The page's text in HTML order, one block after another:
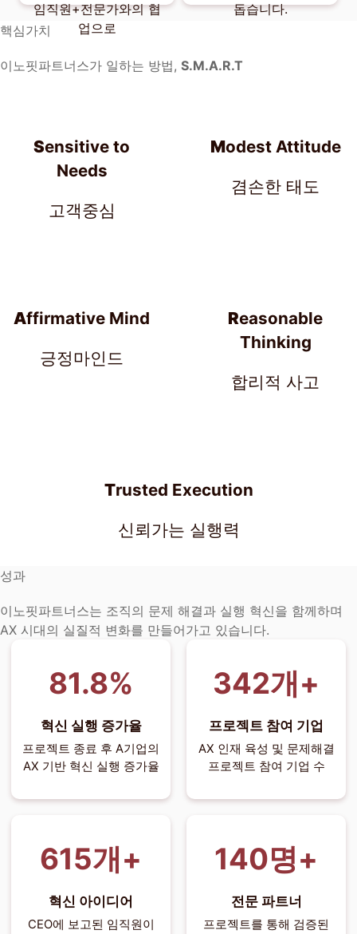
임직원+전문가와의 협
업으로
돕습니다.
핵심가치
이노핏파트너스가 일하는 방법, S.M.A.R.T
Sensitive to
Needs
고객중심
Modest Attitude
겸손한 태도
Affirmative Mind
긍정마인드
Reasonable
Thinking
합리적 사고
Trusted Execution
신뢰가는 실행력
성과
이노핏파트너스는 조직의 문제 해결과 실행 혁신을 함께하며
AX 시대의 실질적 변화를 만들어가고 있습니다.
.8%
혁신 실행 증가율
프로젝트 종료 후 A기업의
AX 기반 혁신 실행 증가율
개+
프로젝트 참여 기업
AX 인재 육성 및 문제해결
프로젝트 참여 기업 수
개+
혁신 아이디어
CEO에 보고된 임직원이
명+
전문 파트너
프로젝트를 통해 검증된